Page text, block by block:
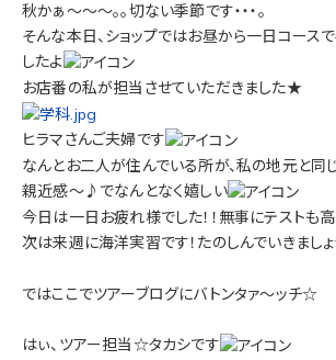
秋かぁ～～～。。切ない季節です・・・。
そんな本日、ショップではお昼から一日コース
したよ
お店番の私が担当させていただきました★
ヒラマさんご夫婦です
なんとお二人が住んでいる所が、私の地元と
親近感～♪でなんとなく嬉しい
今日は一日お疲れ様でした！！無事にテストも高
次は来週に海洋実習です！たのしんでいきまし
ではここでツアーブログにバトンタァ～ッチ☆
はぃ、ツアー担当☆タカシです